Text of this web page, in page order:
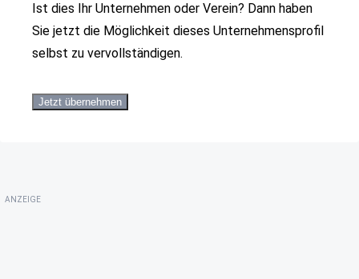
Ist dies Ihr Unternehmen oder Verein? Dann haben
Sie jetzt die Möglichkeit dieses Unternehmensprofil
selbst zu vervollständigen.
Jetzt übernehmen
ANZEIGE